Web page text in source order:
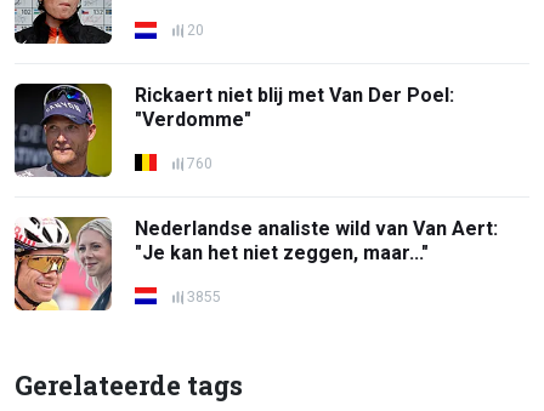
20
Rickaert niet blij met Van Der Poel:
"Verdomme"
760
Nederlandse analiste wild van Van Aert:
"Je kan het niet zeggen, maar..."
3855
Gerelateerde tags